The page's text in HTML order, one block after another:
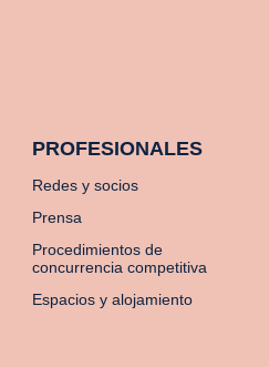
PROFESIONALES
Redes y socios
Prensa
Procedimientos de
concurrencia competitiva
Espacios y alojamiento